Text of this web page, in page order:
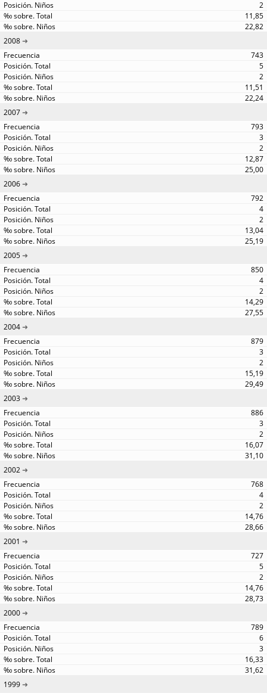
2
11,85
22,82
2008
743
5
2
11,51
22,24
2007
793
3
2
12,87
25,00
2006
792
4
2
13,04
25,19
2005
850
4
2
14,29
27,55
2004
879
3
2
15,19
29,49
2003
886
3
2
16,07
31,10
2002
768
4
2
14,76
28,66
2001
727
5
2
14,76
28,73
2000
789
6
3
16,33
31,62
1999